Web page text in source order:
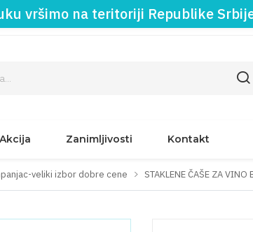
vršimo na teritoriji Republike
Akcija Zanimljivosti Kontakt
veliki izbor dobre cene STAKLENE ČAŠE ZA